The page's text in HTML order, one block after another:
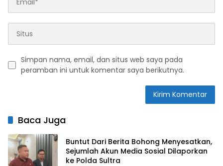
Simpan nama, email, dan situs web saya pada
peramban ini untuk komentar saya berikutnya.
Baca Juga
Buntut Dari Berita Bohong Menyesatkan,
Sejumlah Akun Media Sosial Dilaporkan
ke Polda Sultra